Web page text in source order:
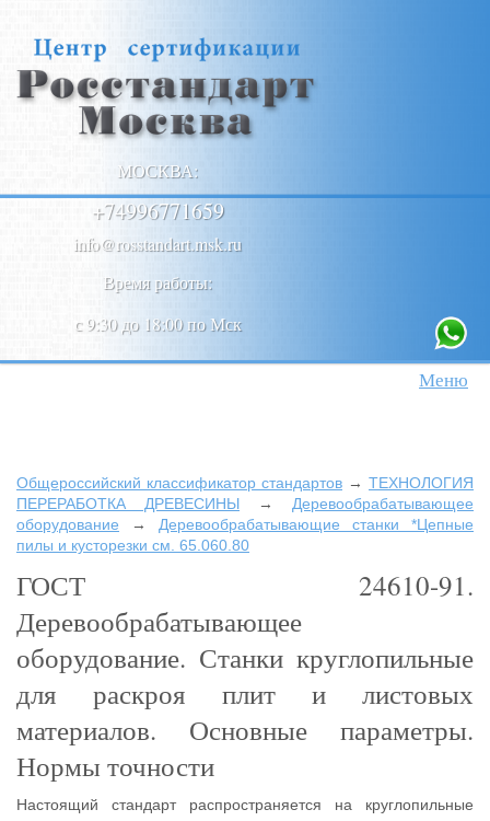
МОСКВА:
+74996771659
info@rosstandart.msk.ru
Время работы:
с 9:30 до 18:00 по Мск
Меню
Общероссийский классификатор стандартов → ТЕХНОЛОГИЯ
ПЕРЕРАБОТКА ДРЕВЕСИНЫ → Деревообрабатывающее
оборудование → Деревообрабатывающие станки *Цепные
пилы и кусторезки см. 65.060.80
ГОСТ 24610-91.
Деревообрабатывающее
оборудование. Станки круглопильные
для раскроя плит и листовых
материалов. Основные параметры.
Нормы точности
Настоящий стандарт распространяется на круглопильные